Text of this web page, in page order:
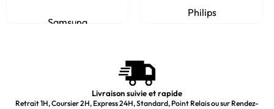
Gigabyte
Livraison suivie et rapide
Retrait 1H, Coursier 2H, Express 24H, Standard, Point Relais ou sur Rendez-